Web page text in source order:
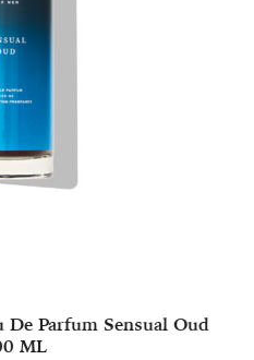
Parfum Sensual Oud
ML